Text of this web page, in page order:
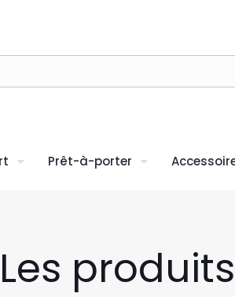
Prêt-à-porter
Les produits